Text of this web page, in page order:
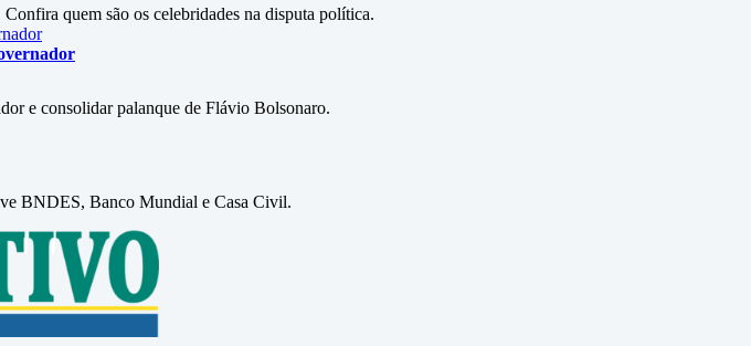
quem são os celebridades na disputa política.
e consolidar palanque de Flávio Bolsonaro.
BNDES, Banco Mundial e Casa Civil.